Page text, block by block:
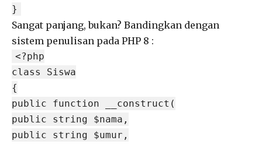
}
Sangat panjang, bukan? Bandingkan dengan
sistem penulisan pada PHP 8 :
<?php
class Siswa
{
public function __construct(
public string $nama,
public string $umur,